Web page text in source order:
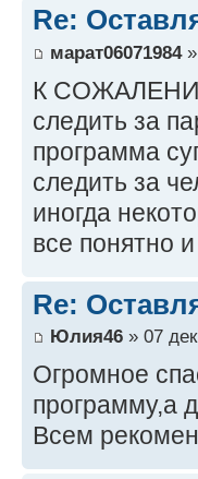
Re:
марат06071984»
К
следить за
программа
следить за
иногда
все понятно
Re:
Юлия46 » 07
Огромное
программу,а
Всем